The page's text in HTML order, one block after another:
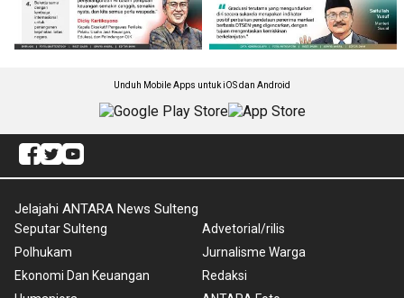
Unduh Mobile Apps untuk iOS dan Android
Jelajahi ANTARA News Sulteng
Seputar Sulteng
Polhukam
Ekonomi Dan Keuangan
Advetorial/rilis
Jurnalisme Warga
Redaksi